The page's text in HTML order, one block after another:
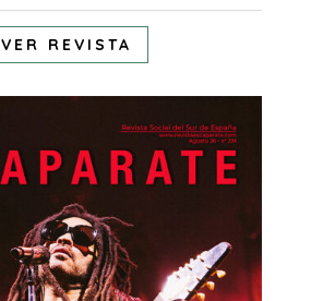
VER REVISTA